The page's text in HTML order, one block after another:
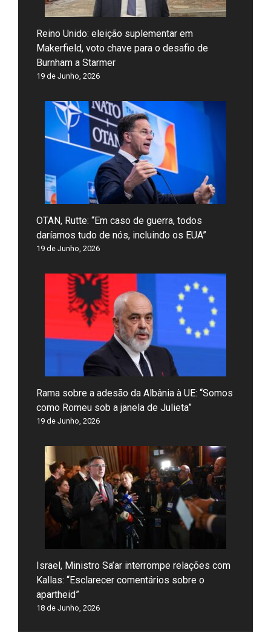
Reino Unido: eleição suplementar em
Makerfield, voto chave para o desafio de
Burnham a Starmer
19 de Junho, 2026
OTAN, Rutte: “Em caso de guerra, todos
daríamos tudo de nós, incluindo os EUA”
19 de Junho, 2026
Rama sobre a adesão da Albânia à UE: “Somos
como Romeu sob a janela de Julieta”
19 de Junho, 2026
Israel, Ministro Sa’ar interrompe relações com
Kallas: “Esclarecer comentários sobre o
apartheid”
18 de Junho, 2026